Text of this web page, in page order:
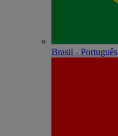
Brasil - Português